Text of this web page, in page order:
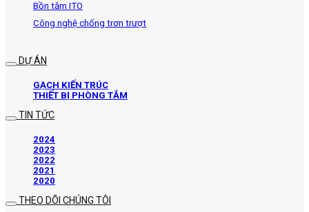
Bồn tắm ITO
Công nghệ chống trơn trượt
DỰ ÁN
GẠCH KIẾN TRÚC
THIẾT BỊ PHÒNG TẮM
TIN TỨC
2024
2023
2022
2021
2020
THEO DÕI CHÚNG TÔI